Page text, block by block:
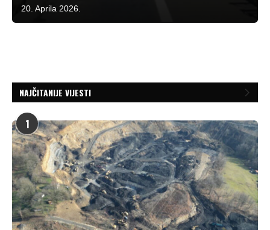
20. Aprila 2026.
NAJČITANIJE VIJESTI
1